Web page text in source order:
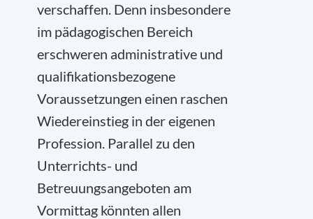
verschaffen. Denn insbesondere
im pädagogischen Bereich
erschweren administrative und
qualifikationsbezogene
Voraussetzungen einen raschen
Wiedereinstieg in der eigenen
Profession. Parallel zu den
Unterrichts- und
Betreuungsangeboten am
Vormittag könnten allen